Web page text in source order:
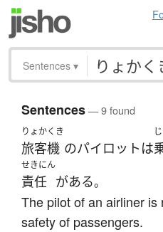
Sentences ▾
Sentences— 9 found
りょかくき
旅客機 のパイロット は
せきにん
責任 がある。
The pilot of an airliner
safety of passengers.